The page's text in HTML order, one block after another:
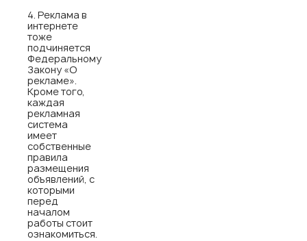
Реклама в
интернете
тоже
подчиняется
Федеральному
Закону «О
рекламе».
Кроме того,
каждая
рекламная
система
имеет
собственные
правила
размещения
объявлений, с
которыми
перед
началом
работы стоит
ознакомиться.